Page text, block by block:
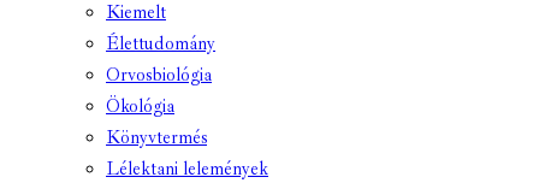
Kiemelt
Élettudomány
Orvosbiológia
Ökológia
Könyvtermés
Lélektani lelemények